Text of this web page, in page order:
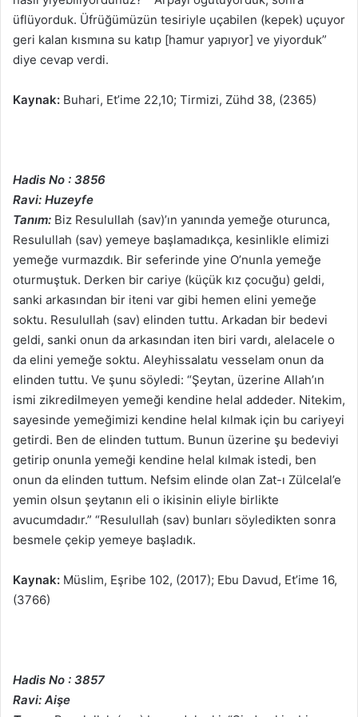
üflüyorduk. Üfrüğümüzün tesiriyle uçabilen (kepek) uçuyor
geri kalan kısmına su katıp [hamur yapıyor] ve yiyorduk”
diye cevap verdi.
Kaynak: Buhari, Et’ime 22,10; Tirmizi, Zühd 38, (2365)
Hadis No : 3856
Ravi: Huzeyfe
Tanım: Biz Resulullah (sav)’ın yanında yemeğe oturunca,
Resulullah (sav) yemeye başlamadıkça, kesinlikle elimizi
yemeğe vurmazdık. Bir seferinde yine O’nunla yemeğe
oturmuştuk. Derken bir cariye (küçük kız çocuğu) geldi,
sanki arkasından bir iteni var gibi hemen elini yemeğe
soktu. Resulullah (sav) elinden tuttu. Arkadan bir bedevi
geldi, sanki onun da arkasından iten biri vardı, alelacele o
da elini yemeğe soktu. Aleyhissalatu vesselam onun da
elinden tuttu. Ve şunu söyledi: “Şeytan, üzerine Allah’ın
ismi zikredilmeyen yemeği kendine helal addeder. Nitekim,
sayesinde yemeğimizi kendine helal kılmak için bu cariyeyi
getirdi. Ben de elinden tuttum. Bunun üzerine şu bedeviyi
getirip onunla yemeği kendine helal kılmak istedi, ben
onun da elinden tuttum. Nefsim elinde olan Zat-ı Zülcelal’e
yemin olsun şeytanın eli o ikisinin eliyle birlikte
avucumdadır.” “Resulullah (sav) bunları söyledikten sonra
besmele çekip yemeye başladık.
Kaynak: Müslim, Eşribe 102, (2017); Ebu Davud, Et’ime 16,
(3766)
Hadis No : 3857
Ravi: Aişe